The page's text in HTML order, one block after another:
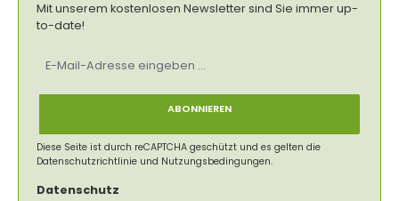
Mit unserem kostenlosen Newsletter sind Sie immer up-
to-date!
Mail-
ABONNIEREN
Diese Seite ist durch reCAPTCHA geschützt und es gelten die
Datenschutzrichtlinie und Nutzungsbedingungen.
Datenschutz